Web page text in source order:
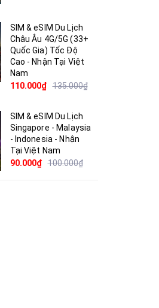
SIM & eSIM Du Lịch
Châu Âu 4G/5G (33+
Quốc Gia) Tốc Độ
Cao - Nhận Tại Việt
Nam
110.000₫ 135.000₫
SIM & eSIM Du Lịch
Singapore - Malaysia
- Indonesia - Nhận
Tại Việt Nam
90.000₫ 100.000₫